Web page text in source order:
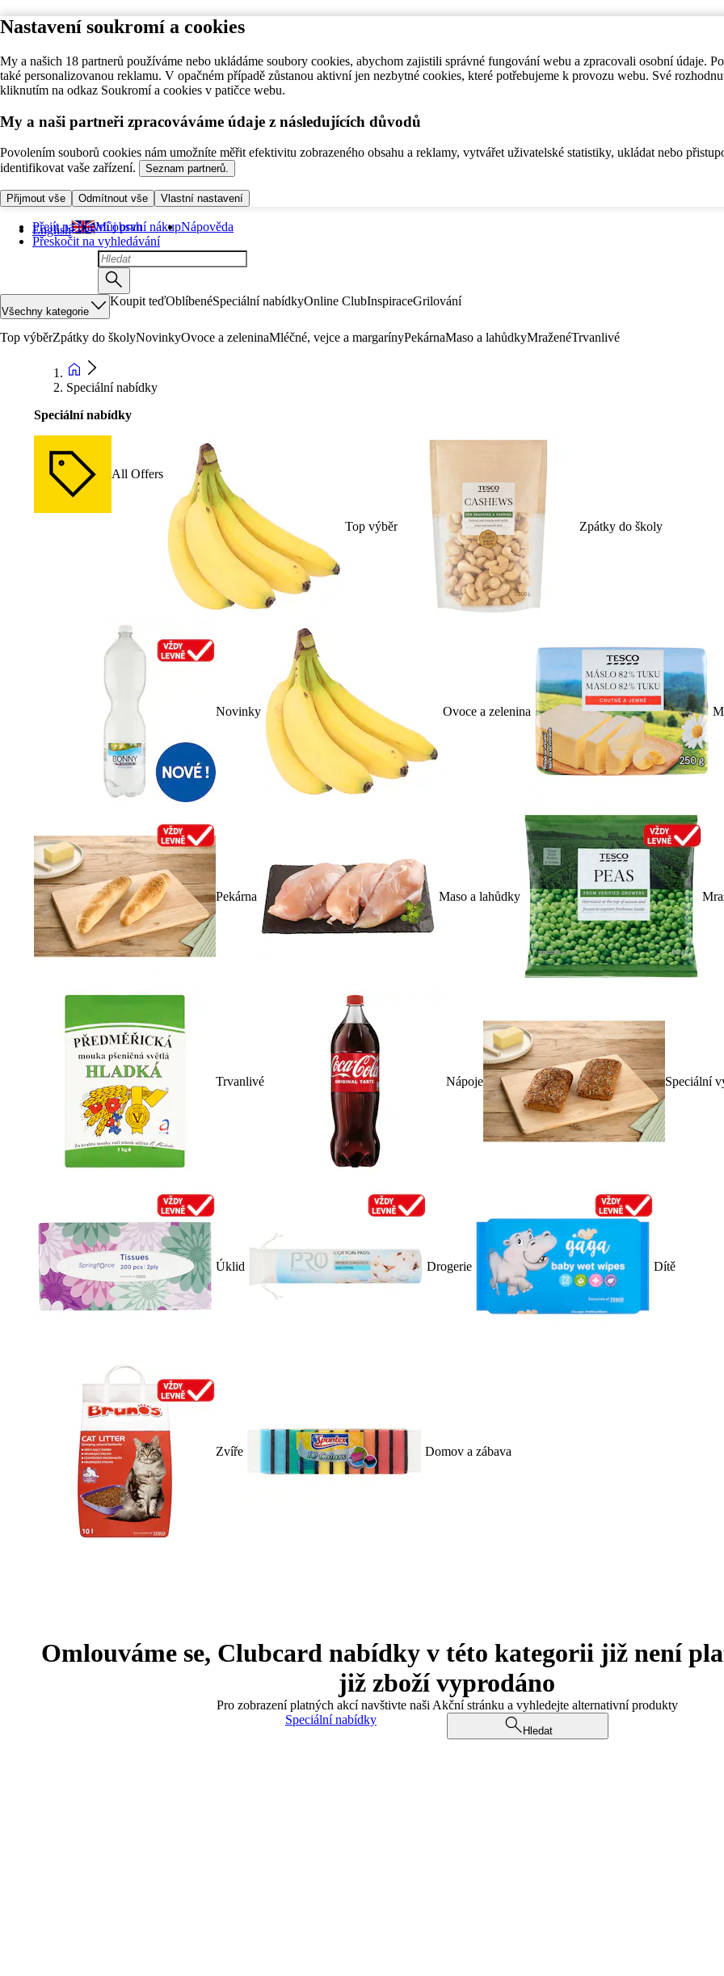
Nastavení soukromí a cookies
My a našich 18 partnerů používáme nebo ukládáme soubory cookies, abychom zajistili správné fungování webu a zpracovali osobní údaje.
také personalizovanou reklamu. V opačném případě zůstanou aktivní jen nezbytné cookies, které potřebujeme k provozu webu. Své
kliknutím na odkaz Soukromí a cookies v patičce webu.
My a naši partneři zpracováváme údaje z následujících důvodů
Povolením souborů cookies nám umožníte měřit efektivitu zobrazeného obsahu a reklamy, vytvářet uživatelské statistiky, ukládat nebo
identifikovat vaše zařízení.
Seznam partnerů.
Přijmout vše Odmítnout vše Vlastní nastavení
Přejít na hlavní obsah
Přeskočit na vyhledávání
English Můj první nákupNápověda
Všechny kategorie
Koupit teďOblíbenéSpeciální nabídkyOnline ClubInspiraceGrilování
Top výběrZpátky do školyNovinkyOvoce a zeleninaMléčné, vejce a margarínyPekárnaMaso a lahůdkyMraženéTrvanlivé
Speciální nabídky
Speciální nabídky
All Offers
Top výběr Zpátky do školy
Novinky Ovoce a zelenina
Pekárna Maso a lahůdky
Trvanlivé Nápoje Speciální
Úklid Drogerie Dítě
Zvíře Domov a zábava
Omlouváme se, Clubcard nabídky v této kategorii již není
již zboží vyprodáno
Pro zobrazení platných akcí navštivte naši Akční stránku a vyhledejte alternativní produkty
Speciální nabídky
Hledat